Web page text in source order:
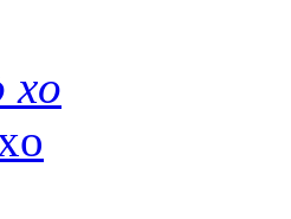
xo